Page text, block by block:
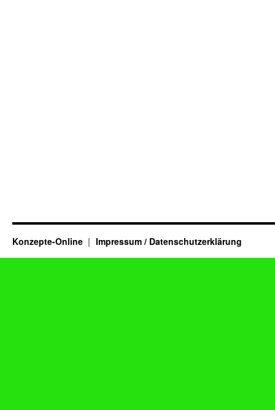
Konzepte-Online Impressum / Datenschutzerklärung